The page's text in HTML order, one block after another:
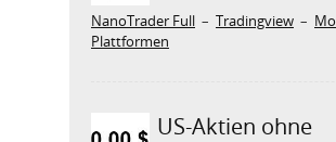
NanoTrader Full – Tradingview –
Plattformen
US-Aktien ohne